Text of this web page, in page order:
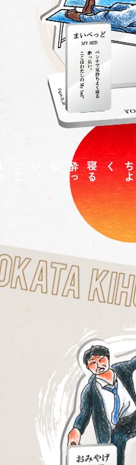
く
寝
る
酔
っ
払い
。
こ
こ
は
わ
た
し
の
M
y
b
e
d
。